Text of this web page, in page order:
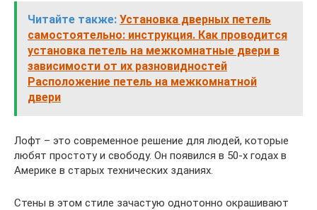
Читайте также: Установка дверных петель
самостоятельно: инструкция. Как проводится
установка петель на межкомнатные двери в
зависимости от их разновидностей
Расположение петель на межкомнатной
двери
Лофт – это современное решение для людей, которые
любят простоту и свободу. Он появился в 50-х годах в
Америке в старых технических зданиях.
Стены в этом стиле зачастую однотонно окрашивают